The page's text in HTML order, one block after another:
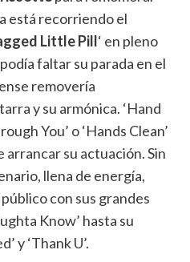
está recorriendo el
Little Pill‘ en pleno
faltar su parada en el
removería
y su armónica. ‘Hand
You’ o ‘Hands Clean’
arrancar su actuación. Sin
llena de energía,
con sus grandes
Know’ hasta su
y ‘Thank U’.